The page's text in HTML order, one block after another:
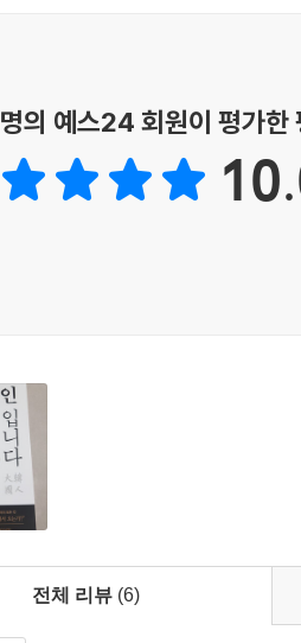
명의 예스24 회원이 평가한
전체 리뷰 (6)